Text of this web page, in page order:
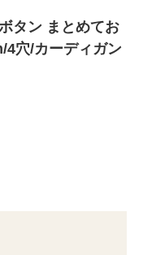
タン まとめてお
4穴/カーディガン